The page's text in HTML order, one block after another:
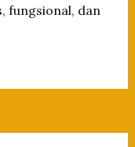
fungsional, dan